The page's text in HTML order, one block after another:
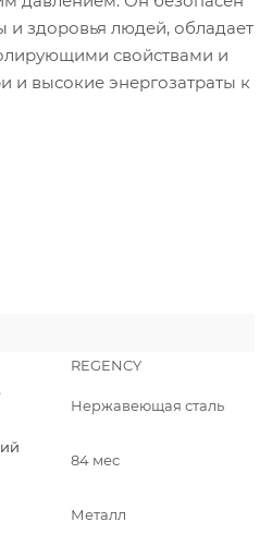
здоровья людей, обладает
свойствами и
и высокие энергозатраты к
REGENCY
Нержавеющая сталь
84 мес
Металл